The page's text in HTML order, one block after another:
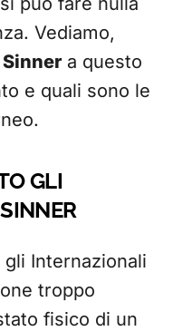
Vediamo,
Sinner a questo
e quali sono le
GLI
Internazionali
troppo
fisico di un